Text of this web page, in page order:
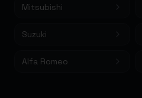
Mitsubishi
Suzuki
Alfa Romeo